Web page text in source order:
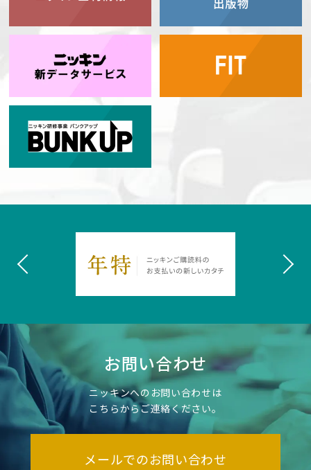
お問い合わせ
ニッキンへのお問い合わせは
こちらからご連絡ください。
メールでのお問い合わせ